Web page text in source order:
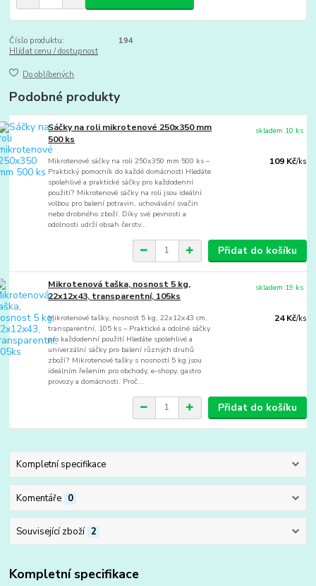
Číslo produktu:
194
Hlídat cenu / dostupnost
Do oblíbených
Podobné produkty
Sáčky na roli mikrotenové 250x350 mm
500 ks
Mikrotenové sáčky na roli 250x350 mm 500 ks –
Praktický pomocník do každé domácnosti Hledáte
spolehlivé a praktické sáčky pro každodenní
použití? Mikrotenové sáčky na roli jsou ideální
volbou pro balení potravin, uchovávání svačin
nebo drobného zboží. Díky své pevnosti a
odolnosti udrží obsah čerstv...
109 Kč/ks
skladem 10 ks
Přidat do košíku
Mikrotenová taška, nosnost 5 kg,
22x12x43, transparentní, 105ks
Mikrotenové tašky, nosnost 5 kg, 22x12x43 cm,
transparentní, 105 ks – Praktické a odolné sáčky
pro každodenní použití Hledáte spolehlivé a
univerzální sáčky pro balení různých druhů
zboží? Mikrotenové tašky s nosností 5 kg jsou
ideálním řešením pro obchody, e-shopy, gastro
provozy a domácnosti. Proč...
24 Kč/ks
skladem 19 ks
Přidat do košíku
Kompletní specifikace
Komentáře 0
Související zboží 2
Kompletní specifikace